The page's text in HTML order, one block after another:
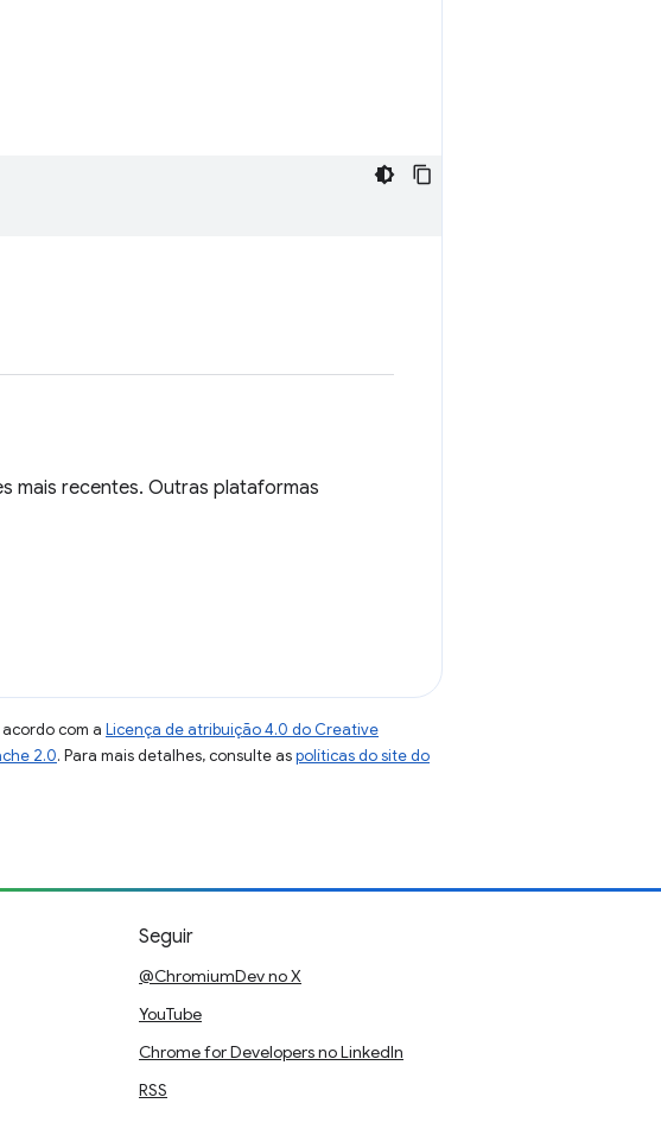
mais recentes. Outras plataformas
com a Licença de atribuição 4.0 do Creative
2.0. Para mais detalhes, consulte aspolíticas do site do
Seguir
@ChromiumDev no X
YouTube
Chrome for Developers no LinkedIn
RSS